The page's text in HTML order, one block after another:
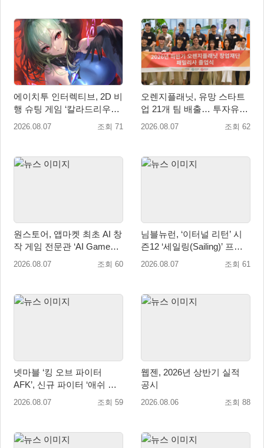
에이치투 인터렉티브, 2D 비
행 슈팅 게임 ‘칼라드리우스
2/다크 엘레멘트’ 올 겨울 전
2026.08.07 조회 71
오렌지플래닛, 유망 스타트
업 21개 팀 배출… 투자유치∙
매출성장 성과 눈길
2026.08.07 조회 62
원스토어, 앱마켓 최초 AI 창
작 게임 전문관 ‘AI Games’
오픈
2026.08.07 조회 60
님블뉴런, ‘이터널 리턴’ 시
즌12 ‘세일링(Sailing)’ 프리
시즌 시작
2026.08.07 조회 61
넷마블 ‘킹 오브 파이터
AFK’, 신규 파이터 ‘애쉬 크
림존’ 업데이트
2026.08.07 조회 59
웹젠, 2026년 상반기 실적
공시
2026.08.06 조회 88